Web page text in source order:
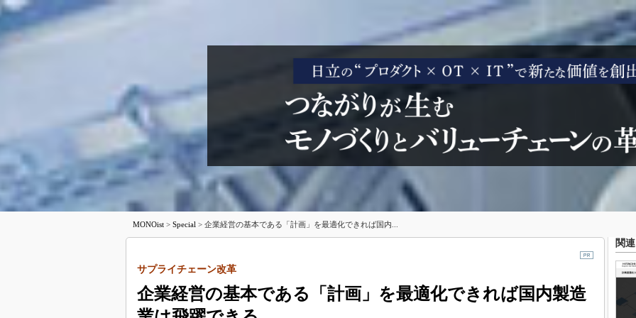
MONOist > Special > 企業経営の基本である「計画」を最適化できれば国内...
企業経営の基本である「計画」を最適化できれば国内製造
サプライチェーン改革
関